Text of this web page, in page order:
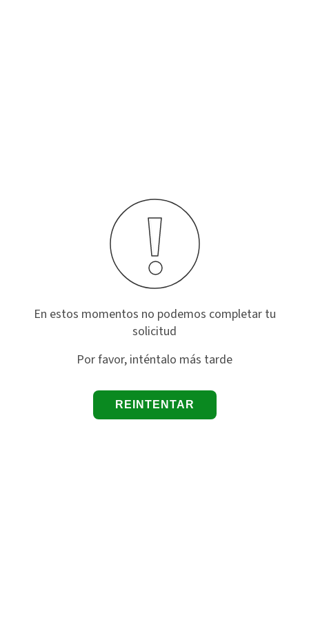
En estos momentos no podemos completar tu
solicitud
Por favor, inténtalo más tarde
REINTENTAR